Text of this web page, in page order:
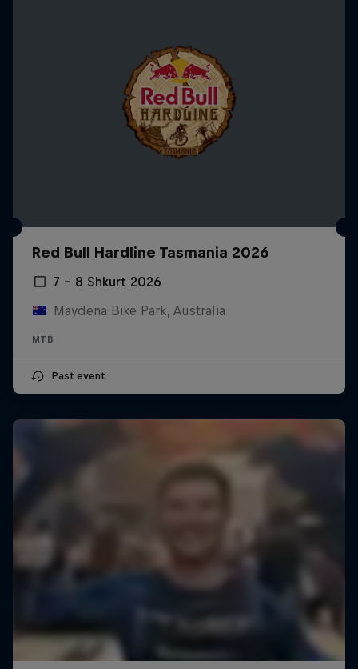
Red Bull Hardline Tasmania 2026
7 – 8 Shkurt 2026
Maydena Bike Park, Australia
MTB
Past event